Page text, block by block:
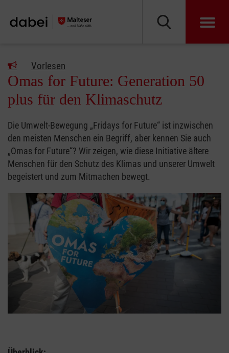
Vorlesen
Omas for Future: Generation 50
plus für den Klimaschutz
Die Umwelt-Bewegung „Fridays for Future“ ist inzwischen
den meisten Menschen ein Begriff, aber kennen Sie auch
„Omas for Future“? Wir zeigen, wie diese Initiative ältere
Menschen für den Schutz des Klimas und unserer Umwelt
begeistert und zum Mitmachen bewegt.